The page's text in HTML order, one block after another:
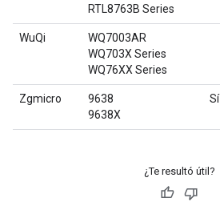
RTL8763B Series
WuQi
WQ7003AR
WQ703X Series
WQ76XX Series
Zgmicro
9638
9638X
Sí
¿Te resultó útil?